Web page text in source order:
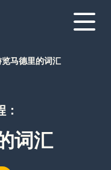
马德里的词汇
词汇